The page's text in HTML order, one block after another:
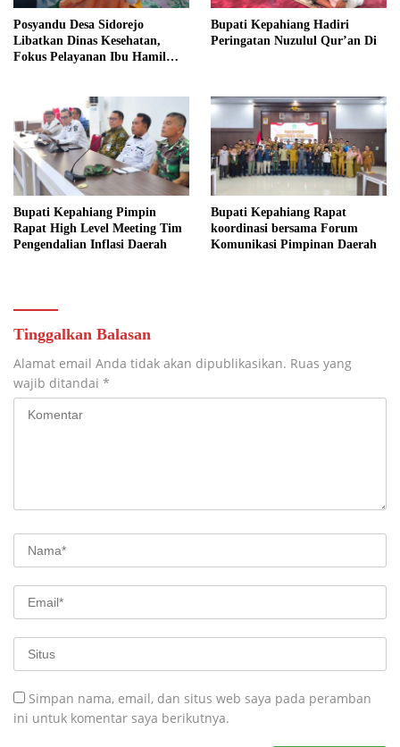
Posyandu Desa Sidorejo
Libatkan Dinas Kesehatan,
Fokus Pelayanan Ibu Hamil
Bupati Kepahiang Hadiri
Peringatan Nuzulul Qur’an Di
Bupati Kepahiang Pimpin
Rapat High Level Meeting Tim
Pengendalian Inflasi Daerah
Bupati Kepahiang Rapat
koordinasi bersama Forum
Komunikasi Pimpinan Daerah
Tinggalkan Balasan
Alamat email Anda tidak akan dipublikasikan. Ruas yang
wajib ditandai *
Simpan nama, email, dan situs web saya pada peramban
ini untuk komentar saya berikutnya.